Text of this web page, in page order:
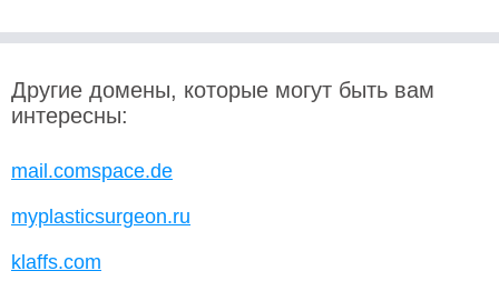
Другие домены, которые могут быть вам
интересны:
mail.comspace.de
myplasticsurgeon.ru
klaffs.com